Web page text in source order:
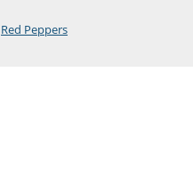
Red Peppers